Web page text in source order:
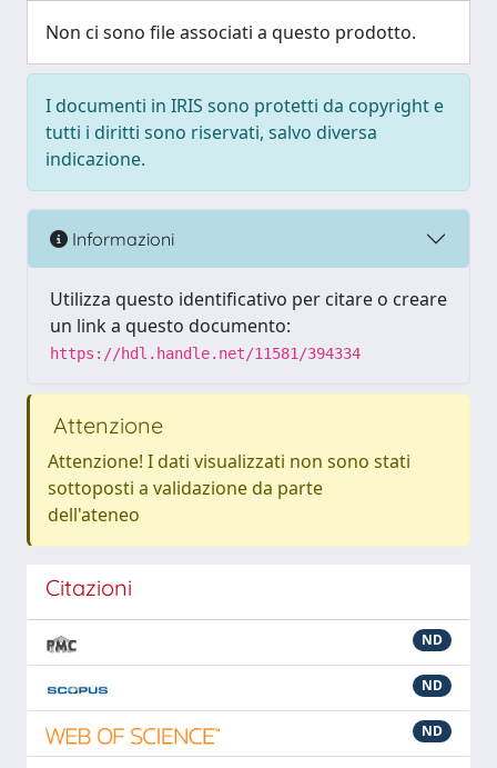
Non ci sono file associati a questo prodotto.
I documenti in IRIS sono protetti da copyright e
tutti i diritti sono riservati, salvo diversa
indicazione.
Informazioni
Utilizza questo identificativo per citare o creare
un link a questo documento:
https://hdl.handle.net/11581/394334
Attenzione
Attenzione! I dati visualizzati non sono stati
sottoposti a validazione da parte
dell'ateneo
Citazioni
ND
ND
ND